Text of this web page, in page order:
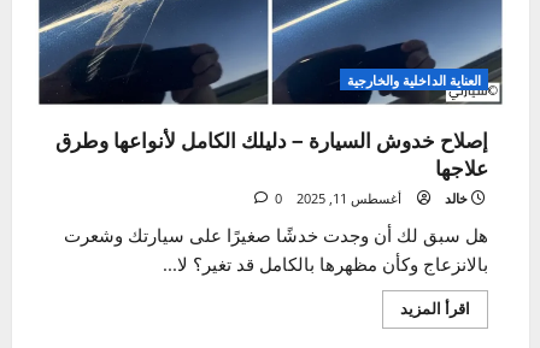
أولاً
العناية الداخلية والخارجية
إصلاح خدوش السيارة – دليلك الكامل لأنواعها وطرق
علاجها
خالد أغسطس 11, 2025
هل سبق لك أن وجدت خدشًا صغيرًا على سيارتك وشعرت